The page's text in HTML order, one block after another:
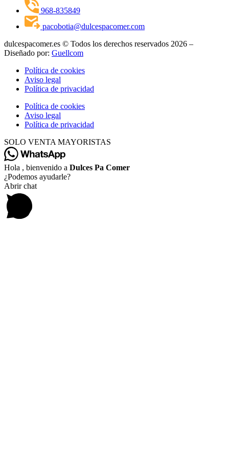
968-835849
pacobotia@dulcespacomer.com
dulcespacomer.es © Todos los derechos reservados 2026 –
Diseñado por: Guellcom
Política de cookies
Aviso legal
Política de privacidad
Política de cookies
Aviso legal
Política de privacidad
SOLO VENTA MAYORISTAS
Hola , bienvenido a Dulces Pa Comer
¿Podemos ayudarle?
Abrir chat